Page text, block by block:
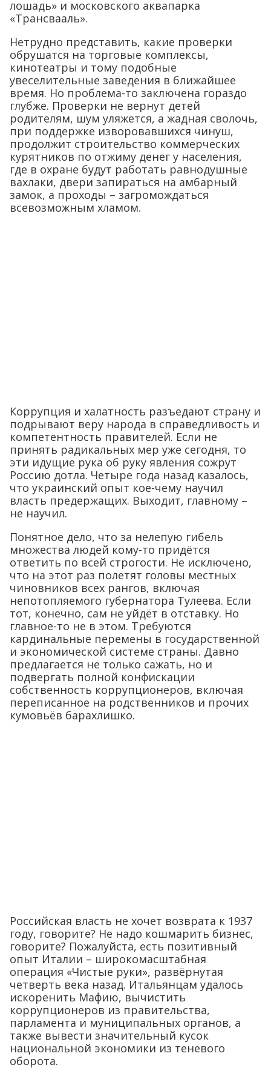
лошадь» и московского аквапарка
«Трансвааль».
Нетрудно представить, какие проверки
обрушатся на торговые комплексы,
кинотеатры и тому подобные
увеселительные заведения в ближайшее
время. Но проблема-то заключена гораздо
глубже. Проверки не вернут детей
родителям, шум уляжется, а жадная сволочь,
при поддержке изворовавшихся чинуш,
продолжит строительство коммерческих
курятников по отжиму денег у населения,
где в охране будут работать равнодушные
вахлаки, двери запираться на амбарный
замок, а проходы – загромождаться
всевозможным хламом.
Коррупция и халатность разъедают страну и
подрывают веру народа в справедливость и
компетентность правителей. Если не
принять радикальных мер уже сегодня, то
эти идущие рука об руку явления сожрут
Россию дотла. Четыре года назад казалось,
что украинский опыт кое-чему научил
власть предержащих. Выходит, главному –
не научил.
Понятное дело, что за нелепую гибель
множества людей кому-то придётся
ответить по всей строгости. Не исключено,
что на этот раз полетят головы местных
чиновников всех рангов, включая
непотопляемого губернатора Тулеева. Если
тот, конечно, сам не уйдёт в отставку. Но
главное-то не в этом. Требуются
кардинальные перемены в государственной
и экономической системе страны. Давно
предлагается не только сажать, но и
подвергать полной конфискации
собственность коррупционеров, включая
переписанное на родственников и прочих
кумовьёв барахлишко.
Российская власть не хочет возврата к 1937
году, говорите? Не надо кошмарить бизнес,
говорите? Пожалуйста, есть позитивный
опыт Италии – широкомасштабная
операция «Чистые руки», развёрнутая
четверть века назад. Итальянцам удалось
искоренить Мафию, вычистить
коррупционеров из правительства,
парламента и муниципальных органов, а
также вывести значительный кусок
национальной экономики из теневого
оборота.